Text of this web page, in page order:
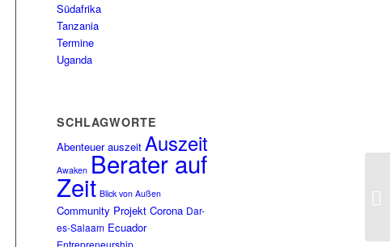
Südafrika
Tanzania
Termine
Uganda
SCHLAGWORTE
Abenteuer auszeit Auszeit
Awaken Berater auf
Zeit Blick von Außen
Community Projekt Corona Dar-
es-Salaam Ecuador
Entrepreneurship